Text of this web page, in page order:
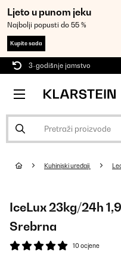
Ljeto u punom jeku
Najbolji popusti do 55 %
Kupite sada
3-godišnje jamstvo
Kuhinjski uređaji
IceLux 23kg/24h
Srebrna
10 ocjene